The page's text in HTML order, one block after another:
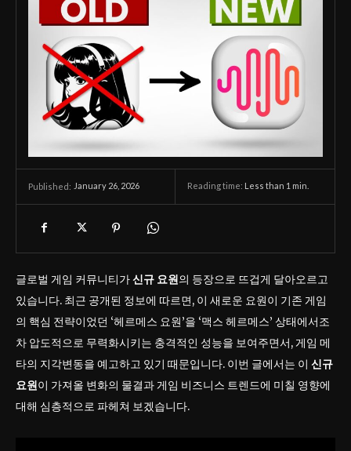
Published: January 26, 2026 Reading time: Less than 1 min.
글로벌 게임 커뮤니티가신규 요원의 등장으로 뜨겁게 달아오르고
있습니다. 최근 공개된 정보에 따르면, 이 새로운 요원이 기존 게임
의 핵심 전략이었던 ‘헤르메스 요원’을 ‘맥스 헤르메스’ 상태에서조
차 압도적으로 무력화시키는 충격적인 성능을 보여주면서, 게임 메
타의 지각변동을 예고하고 있기 때문입니다. 이번 글에서는 이 신규
요원이 가져올 변화의 물결과 게임 비즈니스 트렌드에 미칠 영향에
대해 심층적으로 파헤쳐 보겠습니다.